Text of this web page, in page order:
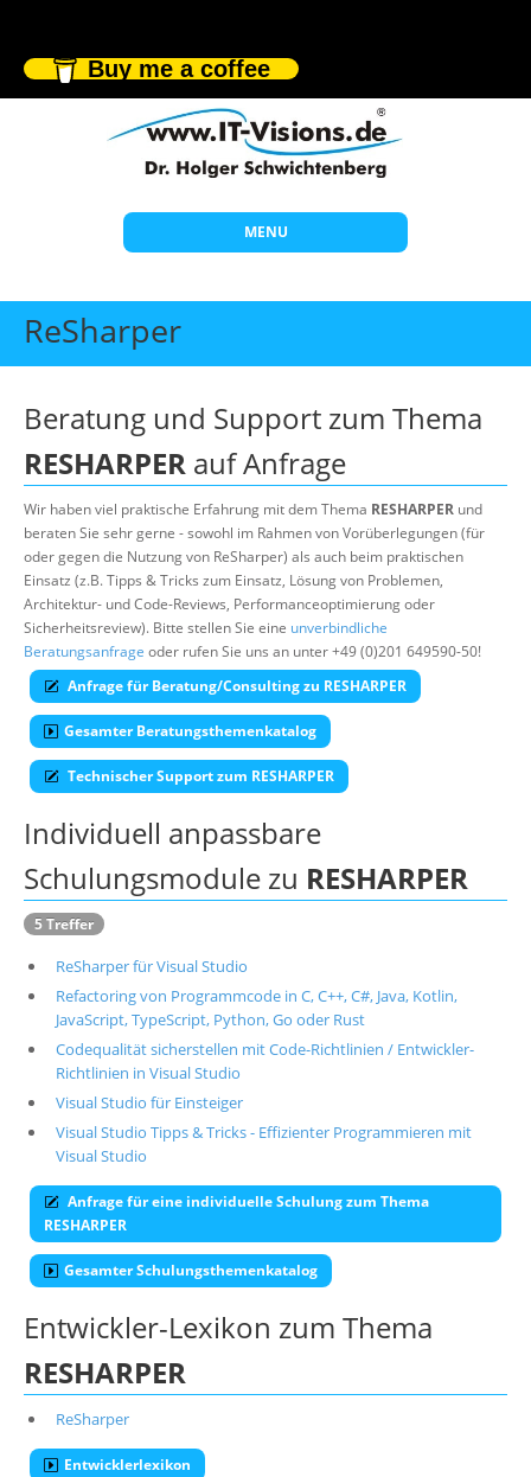
Buy me a coffee
MENU
Start
Themen
Individuelle Schulungen
Offene Seminare
Wissen
Über uns
Suche
ReSharper
Beratung und Support zum Thema
RESHARPER auf Anfrage
Wir haben viel praktische Erfahrung mit dem Thema RESHARPER und
beraten Sie sehr gerne - sowohl im Rahmen von Vorüberlegungen (für
oder gegen die Nutzung von ReSharper) als auch beim praktischen
Einsatz (z.B. Tipps & Tricks zum Einsatz, Lösung von Problemen,
Architektur- und Code-Reviews, Performanceoptimierung oder
Sicherheitsreview). Bitte stellen Sie eine unverbindliche
Beratungsanfrage oder rufen Sie uns an unter +49 (0)201 649590-50!
Anfrage für Beratung/Consulting zu RESHARPER
Gesamter Beratungsthemenkatalog
Technischer Support zum RESHARPER
Individuell anpassbare
Schulungsmodule zu RESHARPER
5 Treffer
ReSharper für Visual Studio
Refactoring von Programmcode in C, C++, C#, Java, Kotlin,
JavaScript, TypeScript, Python, Go oder Rust
Codequalität sicherstellen mit Code-Richtlinien / Entwickler-
Richtlinien in Visual Studio
Visual Studio für Einsteiger
Visual Studio Tipps & Tricks - Effizienter Programmieren mit
Visual Studio
Anfrage für eine individuelle Schulung zum Thema
RESHARPER
Gesamter Schulungsthemenkatalog
Entwickler-Lexikon zum Thema
RESHARPER
ReSharper
Entwicklerlexikon